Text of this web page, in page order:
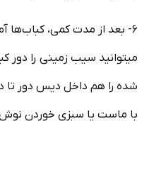
۶- بعد از مدت کمی، کباب‌ها
میتوانید سیب زمینی‌ را
شده را هم داخل دیس دور تا
با ماست یا سبزی خوردن